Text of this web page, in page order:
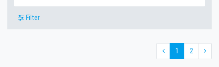
Filter
1 2